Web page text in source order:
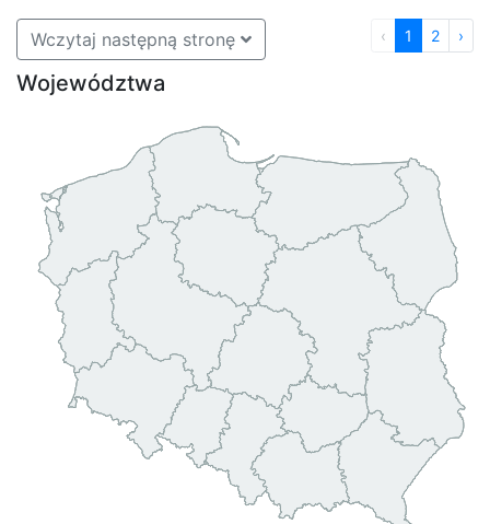
Wczytaj następną stronę ‹ 1 2 ›
Województwa